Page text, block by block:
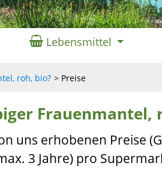
Lebensmittel
roh, bio? Preise
Frauenmantel,
uns erhobenen Preise
3 Jahre) pro